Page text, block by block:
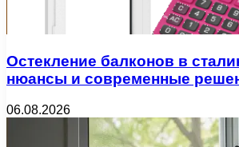
Остекление балконов в
нюансы и современные
06.08.2026